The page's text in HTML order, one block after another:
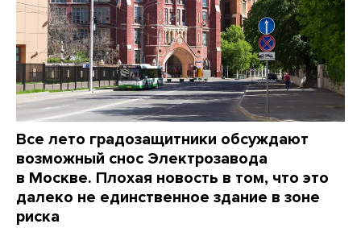
Все лето градозащитники обсуждают
возможный снос Электрозавода
в Москве. Плохая новость в том, что это
далеко не единственное здание в зоне
риска